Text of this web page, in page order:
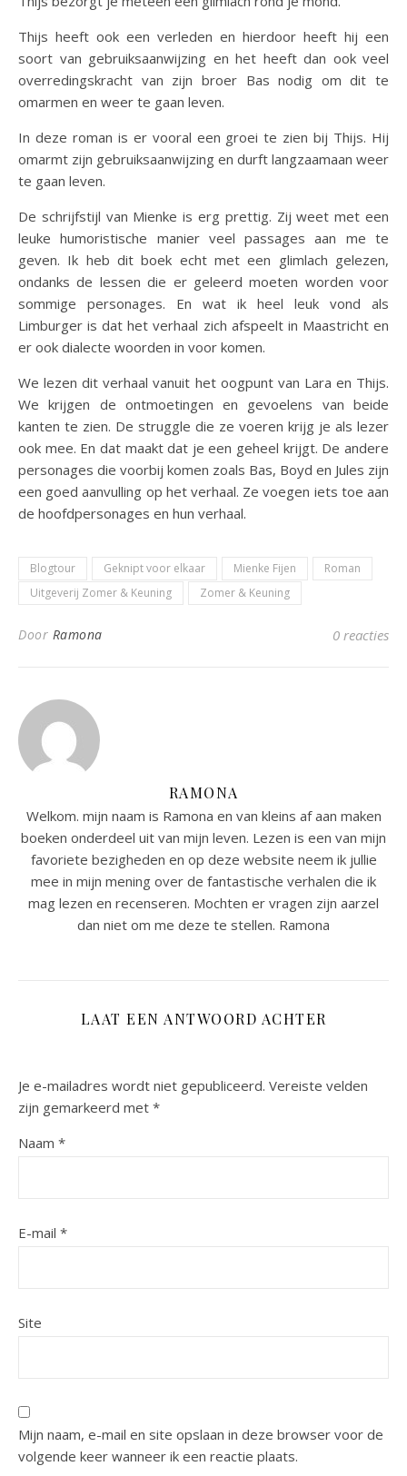
Thijs heeft ook een verleden en hierdoor heeft hij een
soort van gebruiksaanwijzing en het heeft dan ook veel
overredingskracht van zijn broer Bas nodig om dit te
omarmen en weer te gaan leven.
In deze roman is er vooral een groei te zien bij Thijs. Hij
omarmt zijn gebruiksaanwijzing en durft langzaamaan weer
te gaan leven.
De schrijfstijl van Mienke is erg prettig. Zij weet met een
leuke humoristische manier veel passages aan me te
geven. Ik heb dit boek echt met een glimlach gelezen,
ondanks de lessen die er geleerd moeten worden voor
sommige personages. En wat ik heel leuk vond als
Limburger is dat het verhaal zich afspeelt in Maastricht en
er ook dialecte woorden in voor komen.
We lezen dit verhaal vanuit het oogpunt van Lara en Thijs.
We krijgen de ontmoetingen en gevoelens van beide
kanten te zien. De struggle die ze voeren krijg je als lezer
ook mee. En dat maakt dat je een geheel krijgt. De andere
personages die voorbij komen zoals Bas, Boyd en Jules zijn
een goed aanvulling op het verhaal. Ze voegen iets toe aan
de hoofdpersonages en hun verhaal.
Blogtour Geknipt voor elkaar Mienke Fijen
Roman
Uitgeverij Zomer & Keuning
Zomer & Keuning
Door Ramona 0 reacties
RAMONA
Welkom. mijn naam is Ramona en van kleins af aan maken
boeken onderdeel uit van mijn leven. Lezen is een van mijn
favoriete bezigheden en op deze website neem ik jullie
mee in mijn mening over de fantastische verhalen die ik
mag lezen en recenseren. Mochten er vragen zijn aarzel
dan niet om me deze te stellen. Ramona
LAAT EEN ANTWOORD ACHTER
Je e-mailadres wordt niet gepubliceerd. Vereiste velden
zijn gemarkeerd met *
Naam *
E-mail *
Site
Mijn naam, e-mail en site opslaan in deze browser voor de
volgende keer wanneer ik een reactie plaats.